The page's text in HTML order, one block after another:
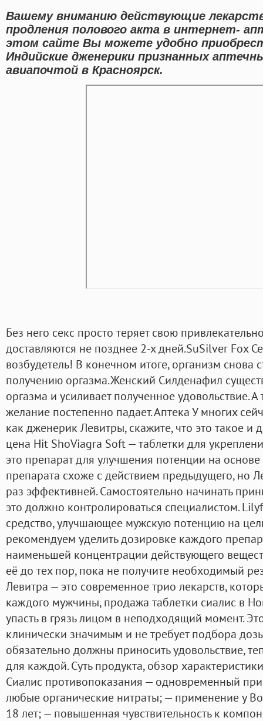
Вашему вниманию действующие
продления полового акта в интернет-
этом сайте Вы можете удобно
Индийские дженерики признанных
авиапочтой в Красноярск.
Без него секс просто теряет свою
доставляются не позднее 2-х дней.SuSilver Fox
возбудетель! В конечном итоге, организм снова
получению оргазма.Женский Силденафил
оргазма и усиливает полученное удовольствие.
желание постепенно падает. Аптека У многих
как дженерик Левитры, скажите, что это такое и
цена Hit ShoViagra Soft — таблетки для
это препарат для улучшения потенции на
препарата схоже с действием предыдущего, но
раз эффективней. Самостоятельно начинать
это должно контролироваться специалистом.
средство, улучшающее мужскую потенцию на
рекомендуем уделить дозировке каждого
наименьшей концентрации действующего
её до тех пор, пока не получите необходимый
Левитра — это современное трио лекарств,
каждого мужчины, продажа таблетки сиалис в
упасть в грязь лицом в неподходящий момент.
клинически значимым и не требует подбора
обязательно должны приносить удовольствие,
для каждой. Суть продукта, обзор
Сиалис противопоказания — одновременный
любые органические нитраты; — применение у
18 лет; — повышенная чувствительность к